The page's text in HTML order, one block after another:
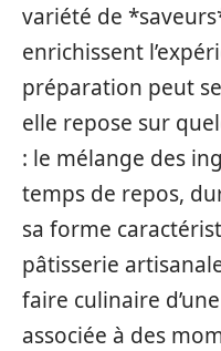
variété de
enrichissent
préparation peut
elle repose sur
: le mélange des
temps de repos,
sa forme
pâtisserie
faire culinaire
associée à des